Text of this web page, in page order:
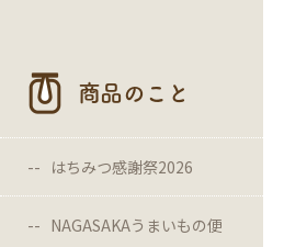
商品のこと
はちみつ感謝祭2026
NAGASAKAうまいもの便